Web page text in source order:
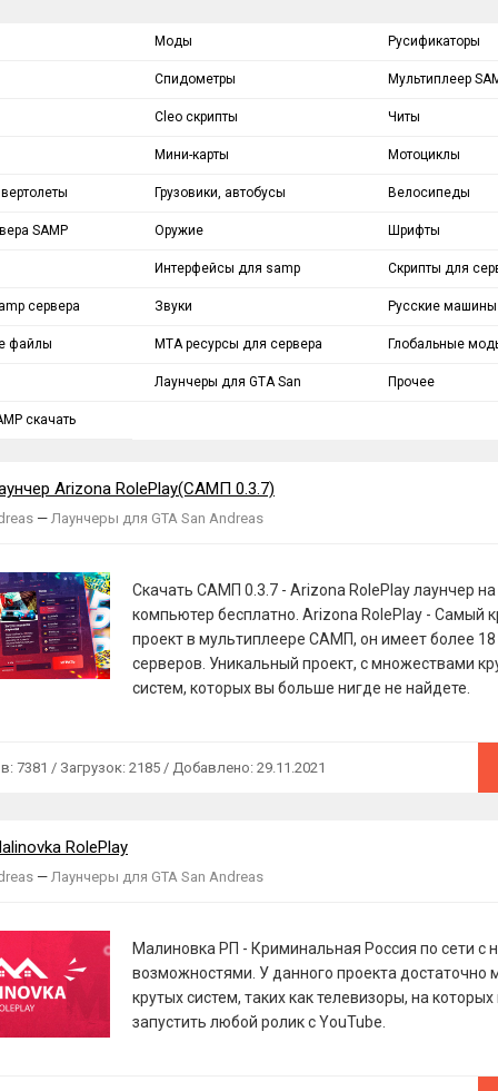
Моды Русификаторы
Спидометры Мультиплеер
Cleo скрипты Читы
Мини-карты Мотоциклы
Грузовики, автобусы Велосипеды
SAMP Оружие Шрифты
Интерфейсы для samp Скрипты для
сервера Звуки Русские машины
файлы MTA ресурсы для сервера Глобальные
Лаунчеры для GTA San Прочее
скачать
Arizona RolePlay(САМП 0.3.7)
— Лаунчеры для GTA San Andreas
Скачать САМП 0.3.7 - Arizona RolePlay лаунчер на
компьютер бесплатно. Arizona RolePlay - Самый
проект в мультиплеере САМП, он имеет более
серверов. Уникальный проект, с множествами
систем, которых вы больше нигде не найдете.
7381 / Загрузок: 2185 / Добавлено: 29.11.2021
RolePlay
— Лаунчеры для GTA San Andreas
Малиновка РП - Криминальная Россия по сети с
возможностями. У данного проекта достаточно
крутых систем, таких как телевизоры, на
запустить любой ролик с YouTube.